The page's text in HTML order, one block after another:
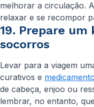
melhorar a circulação.
relaxar e se recompor
19. Prepare
socorros
Levar para a viagem
curativos e
de cabeça, enjoo ou
lembrar, no entanto,